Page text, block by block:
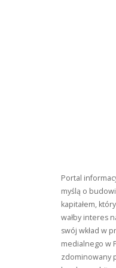
Portal
myślą o
kapitałem,
wałby interes
swój wkład w
medialnego w
zdominowany